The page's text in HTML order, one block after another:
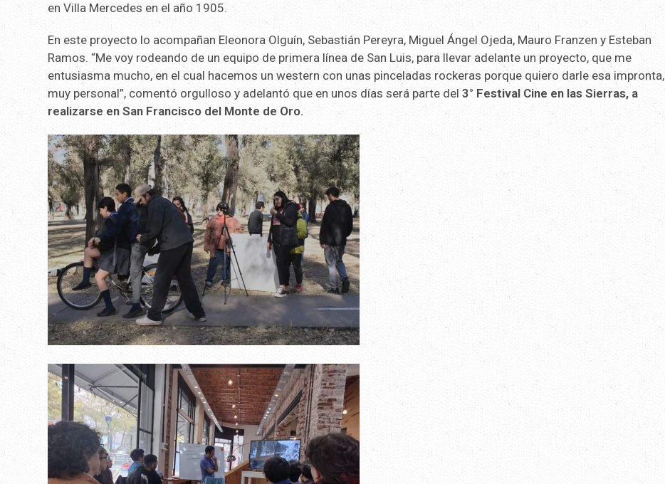
en Villa Mercedes en el año 1905.
En este proyecto lo acompañan Eleonora Olguín, Sebastián Pereyra, Miguel Ángel Ojeda, Mauro Franzen y Esteban
Ramos. “Me voy rodeando de un equipo de primera línea de San Luis, para llevar adelante un proyecto, que me
entusiasma mucho, en el cual hacemos un western con unas pinceladas rockeras porque quiero darle esa impronta,
muy personal”, comentó orgulloso y adelantó que en unos días será parte del3° Festival Cine en las Sierras, a
realizarse en San Francisco del Monte de Oro.